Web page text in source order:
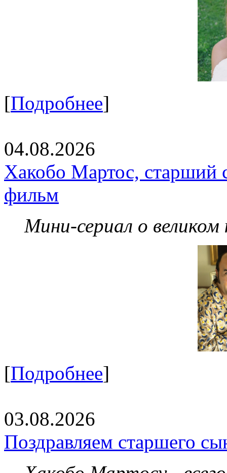
[Подробнее]
04.08.2026
Хакобо Мартос, старший
фильм
Мини-сериал о великом
[Подробнее]
03.08.2026
Поздравляем старшего